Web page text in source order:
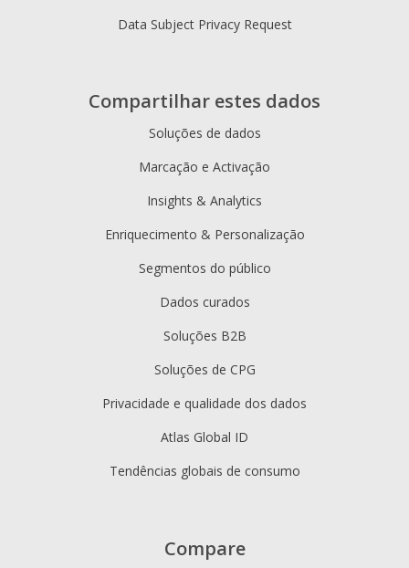
Compartilhar estes dados
Soluções de dados
Marcação e Activação
Insights & Analytics
Enriquecimento & Personalização
Segmentos do público
Dados curados
Soluções B2B
Soluções de CPG
Privacidade e qualidade dos dados
Atlas Global ID
Tendências globais de consumo
Data Subject Privacy Request
Compare